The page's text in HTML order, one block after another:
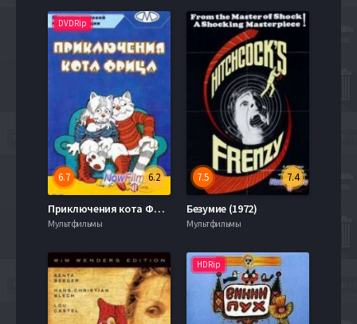
DVDRip
6.2
6.7
Приключения кота Фрица (1972)
Мультфильмы
7.4
7.5
Безумие (1972)
Мультфильмы
HDRip